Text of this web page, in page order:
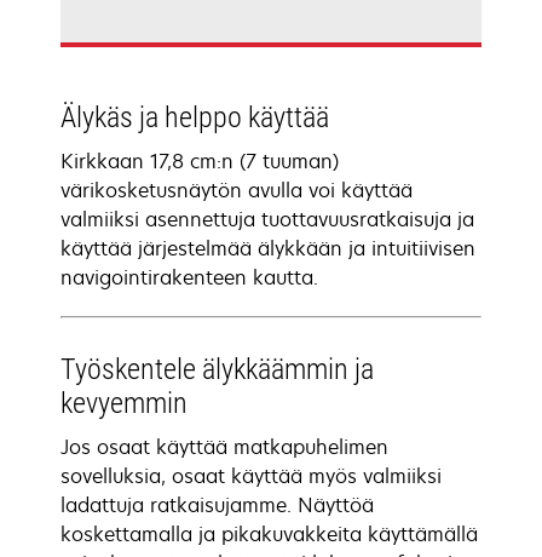
Älykäs ja helppo käyttää
Kirkkaan 17,8 cm:n (7 tuuman)
värikosketusnäytön avulla voi käyttää
valmiiksi asennettuja tuottavuusratkaisuja ja
käyttää järjestelmää älykkään ja intuitiivisen
navigointirakenteen kautta.
Työskentele älykkäämmin ja
kevyemmin
Jos osaat käyttää matkapuhelimen
sovelluksia, osaat käyttää myös valmiiksi
ladattuja ratkaisujamme. Näyttöä
koskettamalla ja pikakuvakkeita käyttämällä